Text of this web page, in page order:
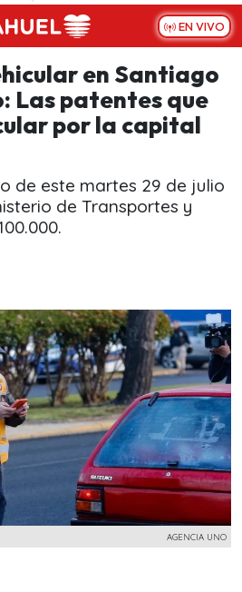
EN VIVO
en Santiago
Las patentes que
por la capital
de este martes 29 de julio
de Transportes y
AGENCIA UNO